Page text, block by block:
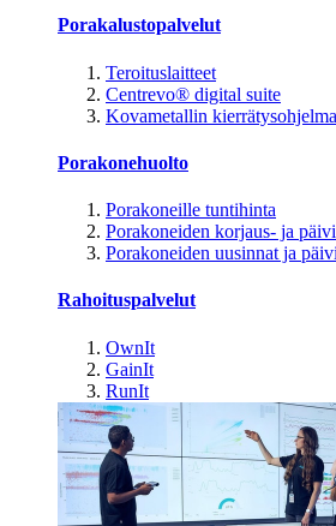
Porakalustopalvelut
Teroituslaitteet
Centrevo® digital suite
Kovametallin kierrätysohjelma
Porakonehuolto
Porakoneille tuntihinta
Porakoneiden korjaus- ja
Porakoneiden uusinnat ja
Rahoituspalvelut
OwnIt
GainIt
RunIt